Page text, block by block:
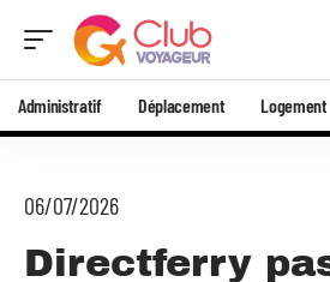
Administratif Déplacement Logement
06/07/2026
Directferry